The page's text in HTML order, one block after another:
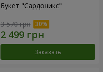
Букет "Сардоникс"
3 570 грн
Заказать